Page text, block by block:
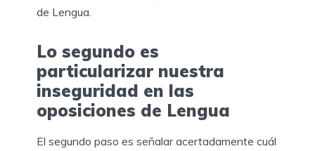
de Lengua.
Lo segundo es
particularizar nuestra
inseguridad en las
oposiciones de Lengua
El segundo paso es señalar acertadamente cuál